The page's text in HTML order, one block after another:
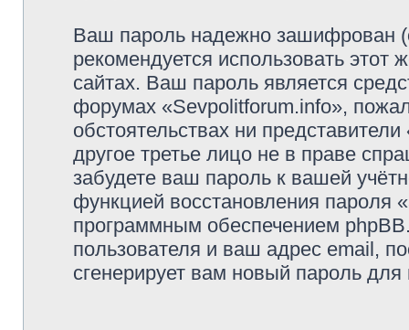
Ваш пароль надежно зашифрован
рекомендуется использовать этот
сайтах. Ваш пароль является
форумах «Sevpolitforum.info»,
обстоятельствах ни
другое третье лицо не в праве
забудете ваш пароль к вашей
функцией восстановления пароля
программным обеспечением
пользователя и ваш адрес email,
сгенерирует вам новый пароль